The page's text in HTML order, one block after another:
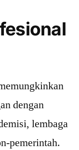
dengan
lembaga
pemerintah.